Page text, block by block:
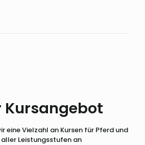
Kursangebot
eine Vielzahl an Kursen für Pferd und
aller Leistungsstufen an